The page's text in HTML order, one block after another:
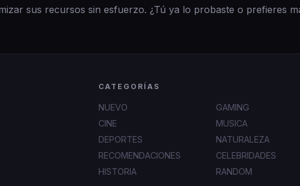
sus recursos sin esfuerzo. ¿Tú ya lo probaste o prefieres
CATEGORÍAS
NUEVO
GAMING
CINE
MUSICA
DEPORTES
NATURALEZA
RECOMENDACIONES
CELEBRIDADES
HISTORIA
RANDOM